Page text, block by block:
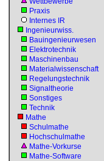
Praxis
Internes IR
Ingenieurwiss.
Bauingenieurwesen
Elektrotechnik
Maschinenbau
Materialwissenschaft
Regelungstechnik
Signaltheorie
Sonstiges
Technik
Mathe
Schulmathe
Hochschulmathe
Mathe-Vorkurse
Mathe-Software